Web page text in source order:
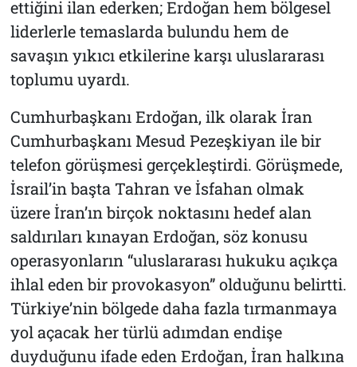
ettiğini ilan ederken; Erdoğan hem bölgesel
liderlerle temaslarda bulundu hem de
savaşın yıkıcı etkilerine karşı uluslararası
toplumu uyardı.
Cumhurbaşkanı Erdoğan, ilk olarak İran
Cumhurbaşkanı Mesud Pezeşkiyan ile bir
telefon görüşmesi gerçekleştirdi. Görüşmede,
İsrail’in başta Tahran ve İsfahan olmak
üzere İran’ın birçok noktasını hedef alan
saldırıları kınayan Erdoğan, söz konusu
operasyonların “uluslararası hukuku açıkça
ihlal eden bir provokasyon” olduğunu belirtti.
Türkiye’nin bölgede daha fazla tırmanmaya
yol açacak her türlü adımdan endişe
duyduğunu ifade eden Erdoğan, İran halkına